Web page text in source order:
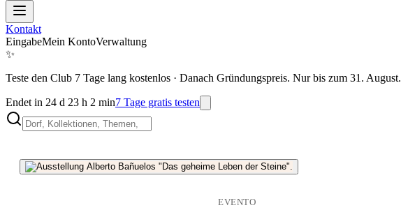
Kontakt
EingabeMein KontoVerwaltung
✨
Teste den Club 7 Tage lang kostenlos · Danach Gründungspreis. Nur bis zum 31. August.
Endet in 24 d 23 h 2 min7 Tage gratis testen
EVENTO